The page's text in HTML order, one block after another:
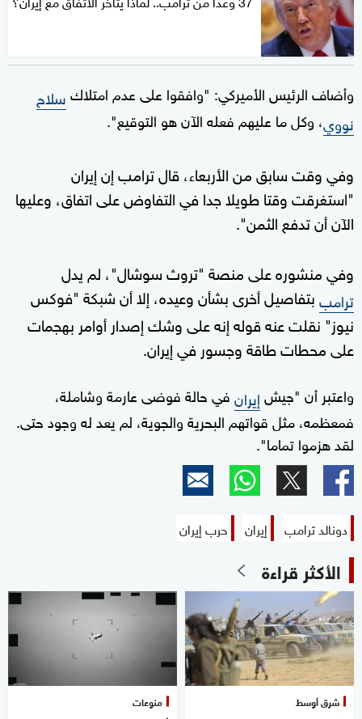
وأضاف الرئيس الأميركي: "وافقوا على عدم امتلاكسلاح
نووي، وكل ما عليهم فعله الآن هو التوقيع".
وفي وقت سابق من الأربعاء، ⁠قال ترامب إن إيران
"‌استغرقت ⁠وقتا طويلا جدا ⁠في ‌التفاوض ⁠على اتفاق، وعليها
⁠الآن أن تدفع الثمن".
وفي ‌منشوره على منصة "تروث سوشال"، لم يدل
ترامببتفاصيل أخرى بشأن وعيده، إلا أن شبكة "فوكس
نيوز" نقلت عنه قوله إنه على وشك إصدار أوامر بهجمات
على محطات طاقة وجسور في إيران.
واعتبر أن "جيشإيرانفي حالة فوضى عارمة وشاملة،
فمعظمه، مثل قواتهم البحرية والجوية، لم يعد له وجود حتى.
لقد هزموا تماما".
دونالد ترامب إيران حرب إيران
الأكثر قراءة
شرق أوسط منوعات